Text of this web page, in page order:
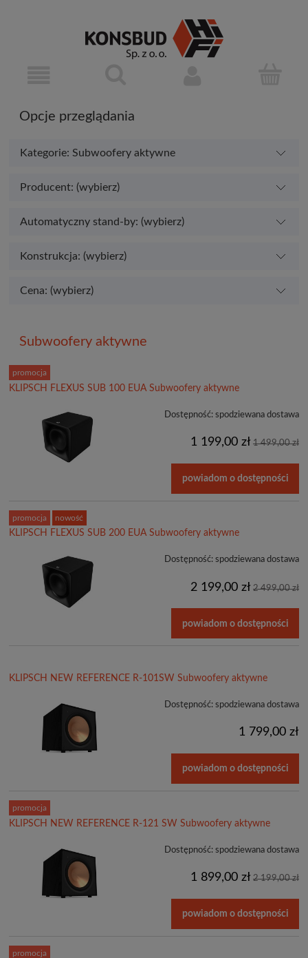
Opcje przeglądania
Kategorie: Subwoofery aktywne
Producent: (wybierz)
Automatyczny stand-by: (wybierz)
Konstrukcja: (wybierz)
Cena: (wybierz)
Subwoofery aktywne
KLIPSCH FLEXUS SUB 100 EUA Subwoofery aktywne
Dostępność: spodziewana dostawa
1 199,00 zł 1 499,00 zł
powiadom o dostępności
promocja
KLIPSCH FLEXUS SUB 200 EUA Subwoofery aktywne
Dostępność: spodziewana dostawa
2 199,00 zł 2 499,00 zł
powiadom o dostępności
promocja nowość
KLIPSCH NEW REFERENCE R-101SW Subwoofery aktywne
Dostępność: spodziewana dostawa
1 799,00 zł
powiadom o dostępności
KLIPSCH NEW REFERENCE R-121 SW Subwoofery aktywne
Dostępność: spodziewana dostawa
1 899,00 zł 2 199,00 zł
powiadom o dostępności
promocja
promocja